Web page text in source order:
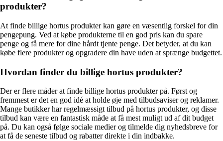
produkter?
At finde billige hortus produkter kan gøre en væsentlig forskel for din
pengepung. Ved at købe produkterne til en god pris kan du spare
penge og få mere for dine hårdt tjente penge. Det betyder, at du kan
købe flere produkter og opgradere din have uden at sprænge budgettet.
Hvordan finder du billige hortus produkter?
Der er flere måder at finde billige hortus produkter på. Først og
fremmest er det en god idé at holde øje med tilbudsaviser og reklamer.
Mange butikker har regelmæssigt tilbud på hortus produkter, og disse
tilbud kan være en fantastisk måde at få mest muligt ud af dit budget
på. Du kan også følge sociale medier og tilmelde dig nyhedsbreve for
at få de seneste tilbud og rabatter direkte i din indbakke.